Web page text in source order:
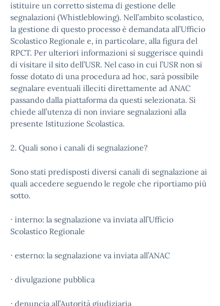
istituire un corretto sistema di gestione delle
segnalazioni (Whistleblowing). Nell’ambito scolastico,
la gestione di questo processo è demandata all’Ufficio
Scolastico Regionale e, in particolare, alla figura del
RPCT. Per ulteriori informazioni si suggerisce quindi
di visitare il sito dell’USR. Nel caso in cui l’USR non si
fosse dotato di una procedura ad hoc, sarà possibile
segnalare eventuali illeciti direttamente ad ANAC
passando dalla piattaforma da questi selezionata. Si
chiede all’utenza di non inviare segnalazioni alla
presente Istituzione Scolastica.
2. Quali sono i canali di segnalazione?
Sono stati predisposti diversi canali di segnalazione ai
quali accedere seguendo le regole che riportiamo più
sotto.
⋅ interno: la segnalazione va inviata all’Ufficio
Scolastico Regionale
⋅ esterno: la segnalazione va inviata all’ANAC
⋅ divulgazione pubblica
⋅ denuncia all’Autorità giudiziaria